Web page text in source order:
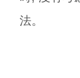
法。